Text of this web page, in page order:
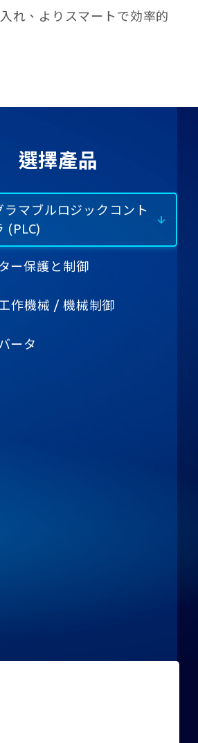
れ、よりスマートで効率的
選擇產品
ラマブルロジックコント
(PLC)
ー保護と制御
作機械 / 機械制御
ータ